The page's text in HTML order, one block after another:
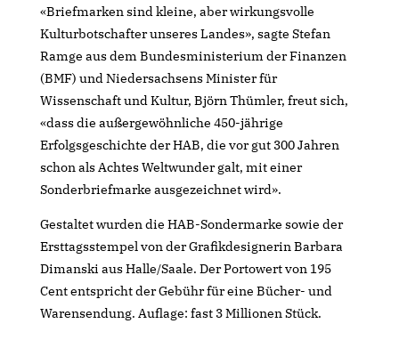
«Briefmarken sind kleine, aber wirkungsvolle
Kulturbotschafter unseres Landes», sagte Stefan
Ramge aus dem Bundesministerium der Finanzen
(BMF) und Niedersachsens Minister für
Wissenschaft und Kultur, Björn Thümler, freut sich,
«dass die außergewöhnliche 450-jährige
Erfolgsgeschichte der HAB, die vor gut 300 Jahren
schon als Achtes Weltwunder galt, mit einer
Sonderbriefmarke ausgezeichnet wird».
Gestaltet wurden die HAB-Sondermarke sowie der
Ersttagsstempel von der Grafikdesignerin Barbara
Dimanski aus Halle/Saale. Der Portowert von 195
Cent entspricht der Gebühr für eine Bücher- und
Warensendung. Auflage: fast 3 Millionen Stück.